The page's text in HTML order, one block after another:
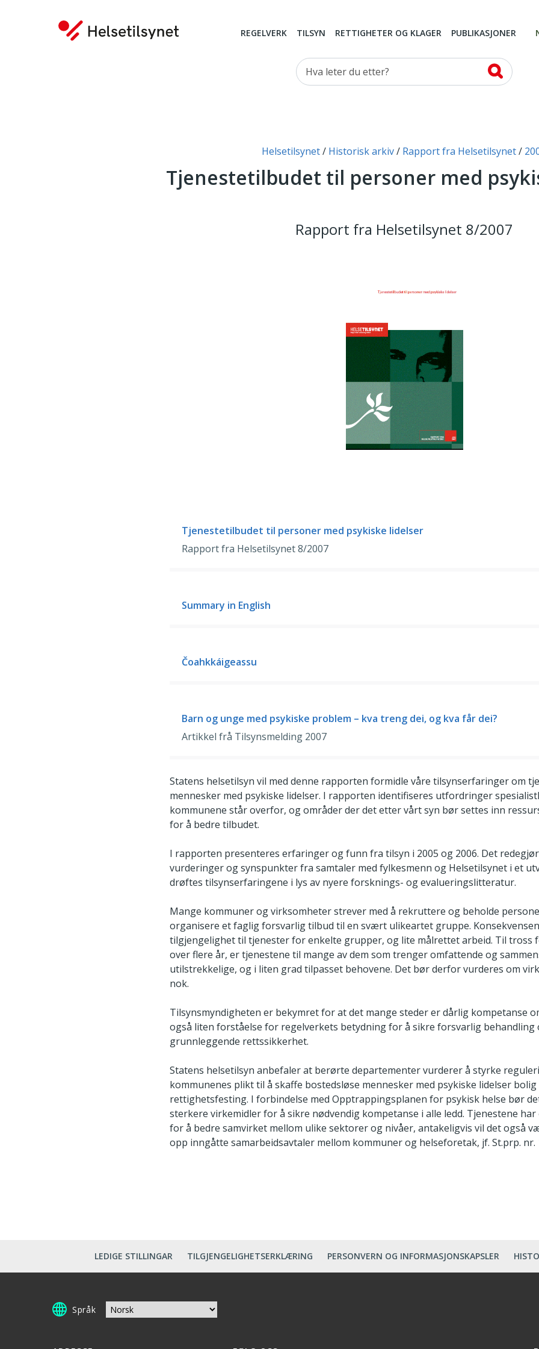
REGELVERK TILSYN RETTIGHETER OG KLAGER PUBLIKASJONER
Hva leter du etter?
Helsetilsynet Historisk arkiv Rapport fra Helsetilsynet
Tjenestetilbudet til personer med
Rapport fra Helsetilsynet 8/2007
Tjenestetilbudet til personer med psykiske lidelser
Rapport fra Helsetilsynet 8/2007
Summary in English
Čoahkkáigeassu
Barn og unge med psykiske problem – kva treng dei, og kva får dei?
Artikkel frå Tilsynsmelding 2007
Statens helsetilsyn vil med denne rapporten formidle våre tilsynserfaringer om
mennesker med psykiske lidelser. I rapporten identifiseres utfordringer
kommunene står overfor, og områder der det etter vårt syn bør settes inn
for å bedre tilbudet.
I rapporten presenteres erfaringer og funn fra tilsyn i 2005 og 2006. Det
vurderinger og synspunkter fra samtaler med fylkesmenn og Helsetilsynet i et
drøftes tilsynserfaringene i lys av nyere forsknings- og evalueringslitteratur.
Mange kommuner og virksomheter strever med å rekruttere og beholde
organisere et faglig forsvarlig tilbud til en svært ulikeartet gruppe.
tilgjengelighet til tjenester for enkelte grupper, og lite målrettet arbeid. Til tross
over flere år, er tjenestene til mange av dem som trenger omfattende og
utilstrekkelige, og i liten grad tilpasset behovene. Det bør derfor vurderes om
nok.
Tilsynsmyndigheten er bekymret for at det mange steder er dårlig kompetanse
også liten forståelse for regelverkets betydning for å sikre forsvarlig behandling
grunnleggende rettssikkerhet.
Statens helsetilsyn anbefaler at berørte departementer vurderer å styrke
kommunenes plikt til å skaffe bostedsløse mennesker med psykiske lidelser
rettighetsfesting. I forbindelse med Opptrappingsplanen for psykisk helse bør
sterkere virkemidler for å sikre nødvendig kompetanse i alle ledd. Tjenestene
for å bedre samvirket mellom ulike sektorer og nivåer, antakeligvis vil det også
opp inngåtte samarbeidsavtaler mellom kommuner og helseforetak, jf. St.prp. nr.
LEDIGE STILLINGAR TILGJENGELIGHETSERKLÆRING PERSONVERN OG INFORMASJONSKAPSLER
Språk